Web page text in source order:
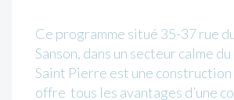
Ce programme situé 35-37 rue
Sanson, dans un secteur calme
Saint Pierre est une
offre tous les avantages d’une